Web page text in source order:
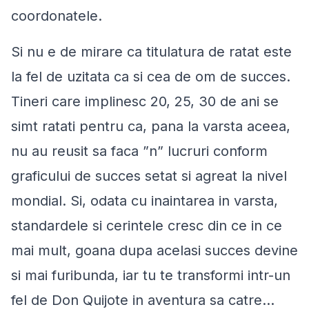
coordonatele.
Si nu e de mirare ca titulatura de ratat este
la fel de uzitata ca si cea de om de succes.
Tineri care implinesc 20, 25, 30 de ani se
simt ratati pentru ca, pana la varsta aceea,
nu au reusit sa faca ”n” lucruri conform
graficului de succes setat si agreat la nivel
mondial. Si, odata cu inaintarea in varsta,
standardele si cerintele cresc din ce in ce
mai mult, goana dupa acelasi succes devine
si mai furibunda, iar tu te transformi intr-un
fel de Don Quijote in aventura sa catre…